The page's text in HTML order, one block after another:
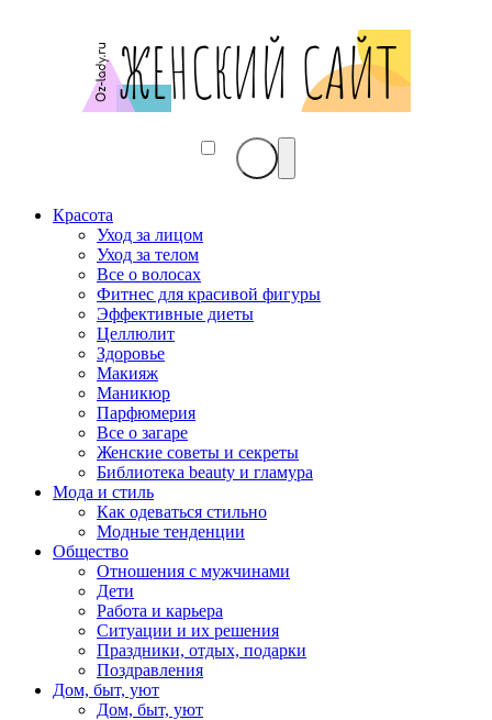
Красота
Уход за лицом
Уход за телом
Все о волосах
Фитнес для красивой фигуры
Эффективные диеты
Целлюлит
Здоровье
Макияж
Маникюр
Парфюмерия
Все о загаре
Женские советы и секреты
Библиотека beauty и гламура
Мода и стиль
Как одеваться стильно
Модные тенденции
Общество
Отношения с мужчинами
Дети
Работа и карьера
Ситуации и их решения
Праздники, отдых, подарки
Поздравления
Дом, быт, уют
Дом, быт, уют